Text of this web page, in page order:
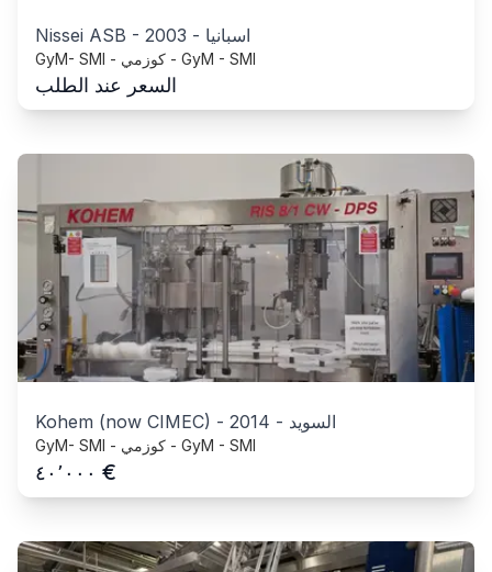
Nissei ASB - 2003 - اسبانيا
GyM- SMI - كوزمي - GyM - SMI
السعر عند الطلب
Kohem (now CIMEC) - 2014 - السويد
GyM- SMI - كوزمي - GyM - SMI
٤٠٬٠٠٠ €